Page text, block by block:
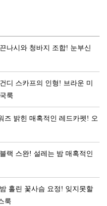
나시와 청바지 조합! 눈부신
디 스카프의 인형! 브라운 미
룩
즈 밝힌 매혹적인 레드카펫! 오
랙 스완! 설레는 밤 매혹적인
홀린 꽃사슴 요정! 잊지못할
룩